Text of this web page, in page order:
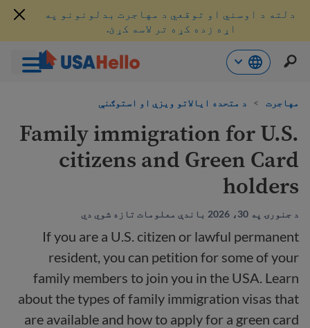
ته
دلته د اوسني او توقعي د مهاجرت بدلونونو په
اړه زده کړه تر لاسه کړئ.
مهاجرت > د متحده ایالاتو ویزې او استوګنې
Family immigration for U.S.
citizens and Green Card
holders
د جنورۍ په 30، 2026 باندې معلومات تازه شوي دي
If you are a U.S. citizen or lawful permanent
resident, you can petition for some of your
family members to join you in the USA. Learn
about the types of family immigration visas that
are available and how to apply for a green card